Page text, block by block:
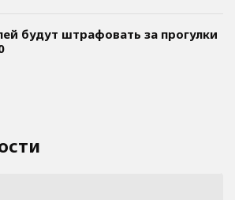
будут штрафовать за прогулки